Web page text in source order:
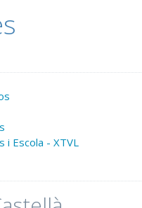
i Escola - XTVL